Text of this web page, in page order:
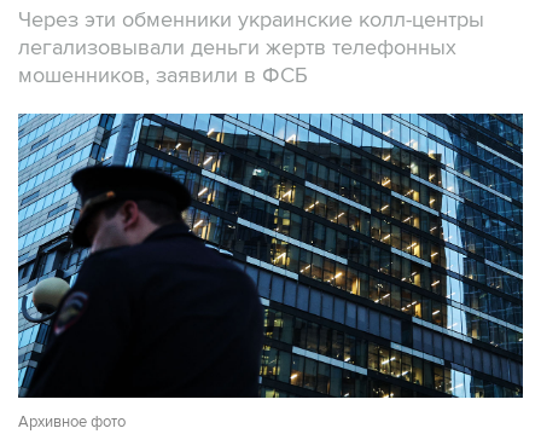
Через эти обменники украинские колл-центры
легализовывали деньги жертв телефонных
мошенников, заявили в ФСБ
Архивное фото